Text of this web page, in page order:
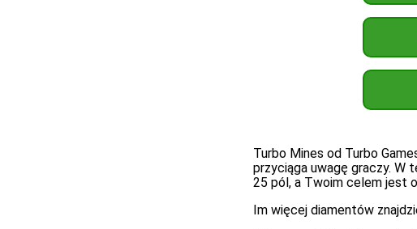
Turbo Mines od Turbo
przyciąga uwagę graczy. W
25 pól, a Twoim celem jest
Im więcej diamentów